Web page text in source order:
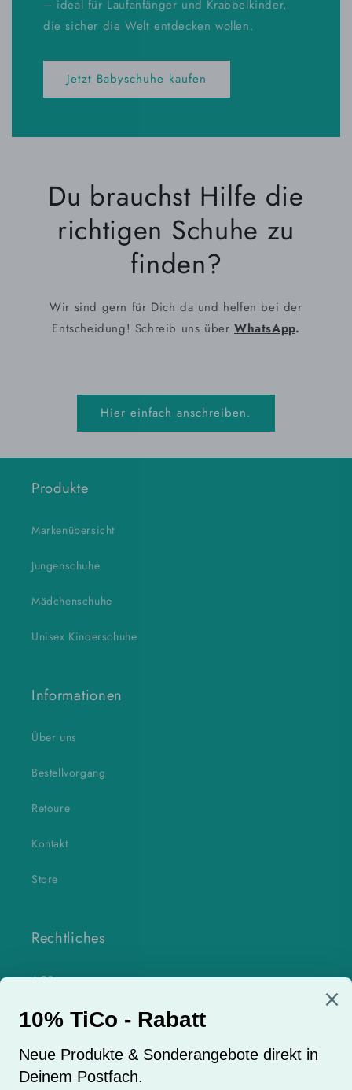
– ideal für Laufanfänger und Krabbelkinder,
die sicher die Welt entdecken wollen.
Jetzt Babyschuhe kaufen
Du brauchst Hilfe die
richtigen Schuhe zu
finden?
Wir sind gern für Dich da und helfen bei der
Entscheidung! Schreib uns überWhatsApp.
Hier einfach anschreiben.
Produkte
Markenübersicht
Jungenschuhe
Mädchenschuhe
Unisex Kinderschuhe
Informationen
Über uns
Bestellvorgang
Retoure
Kontakt
Store
Rechtliches
AGB
Datenschutzerklärung
Impressum
Widerrufsrecht